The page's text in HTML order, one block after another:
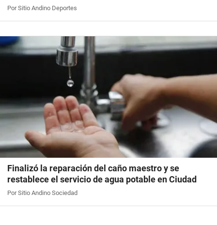
Por Sitio Andino Deportes
Finalizó la reparación del caño maestro y se
restablece el servicio de agua potable en Ciudad
Por Sitio Andino Sociedad